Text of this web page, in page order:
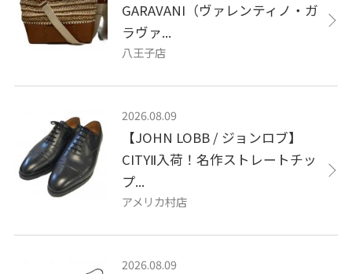
GARAVANI（ヴァレンティノ・ガ
ラヴァ...
八王子店
2026.08.09
【JOHN LOBB / ジョンロブ】
CITYⅡ入荷！名作ストレートチッ
プ...
アメリカ村店
2026.08.09